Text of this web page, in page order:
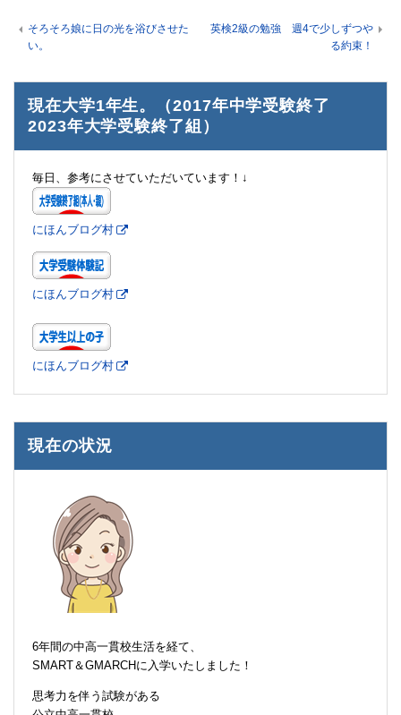
そろそろ娘に日の光を浴びさせた
い。
英検2級の勉強 週4で少しずつや
る約束！
現在大学1年生。（2017年中学受験終了
2023年大学受験終了組）
毎日、参考にさせていただいています！↓
にほんブログ村
にほんブログ村
にほんブログ村
現在の状況
6年間の中高一貫校生活を経て、
SMART＆GMARCHに入学いたしました！
思考力を伴う試験がある